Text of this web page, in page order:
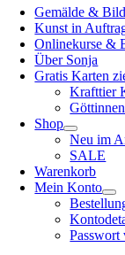
Gemälde &
Kunst in
Onlinekurse &
Über Sonja
Gratis Karten
Krafttier
Shop
Neu im
SALE
Warenkorb
Mein Konto
Passwort